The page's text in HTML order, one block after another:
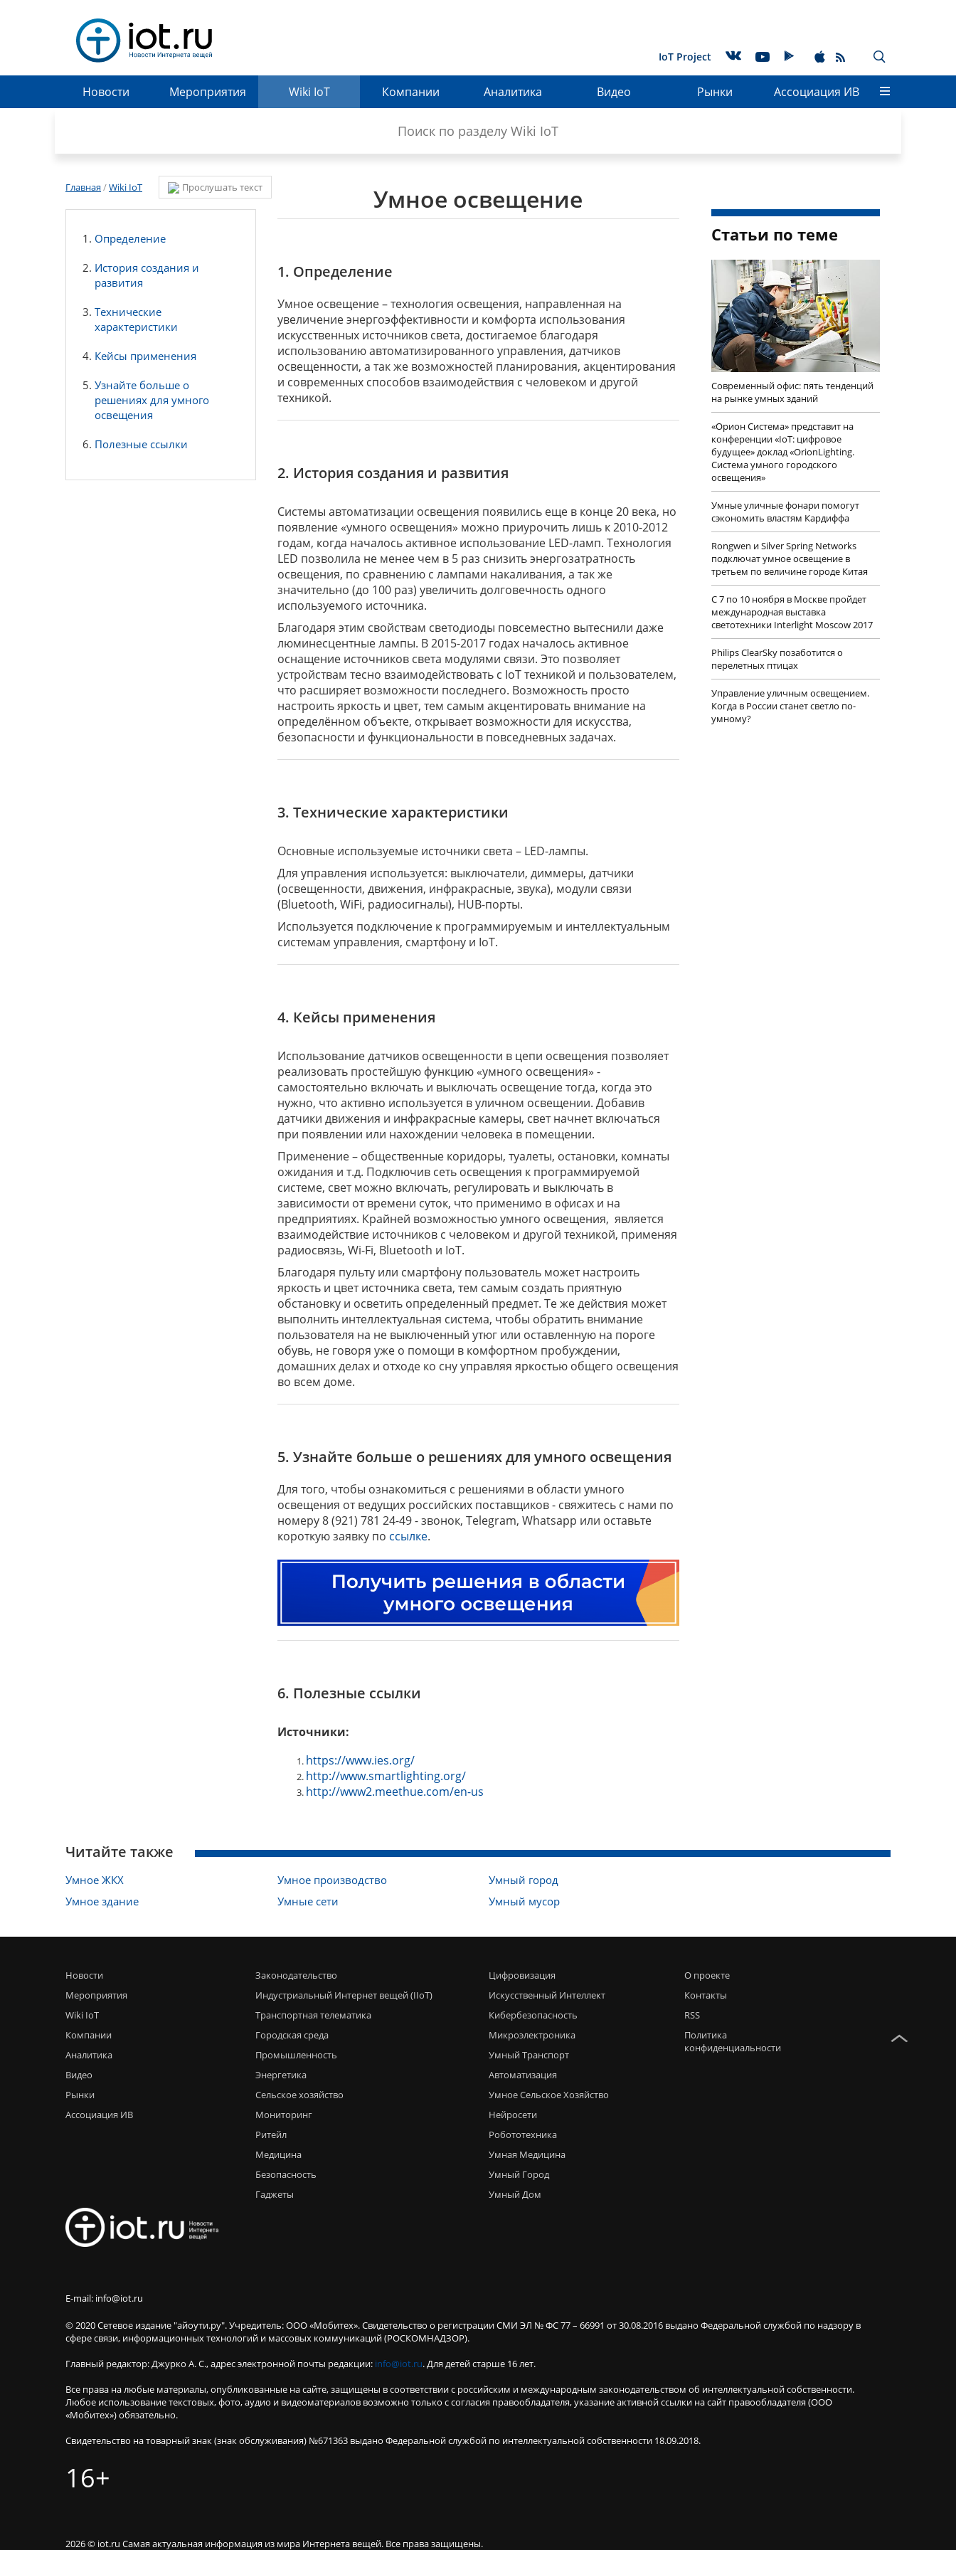
IoT Project
Новости Мероприятия Wiki IoT Компании Аналитика Видео Рынки Ассоциация ИВ
Главная/Wiki IoT Прослушать текст
Определение
История создания и
развития
Технические
характеристики
Кейсы применения
Узнайте больше о
решениях для умного
освещения
Полезные ссылки
Умное освещение
1. Определение
Умное освещение – технология освещения, направленная на
увеличение энергоэффективности и комфорта использования
искусственных источников света, достигаемое благодаря
использованию автоматизированного управления, датчиков
освещенности, а так же возможностей планирования, акцентирования
и современных способов взаимодействия с человеком и другой
техникой.
2. История создания и развития
Системы автоматизации освещения появились еще в конце 20 века, но
появление «умного освещения» можно приурочить лишь к 2010-2012
годам, когда началось активное использование LED-ламп. Технология
LED позволила не менее чем в 5 раз снизить энергозатратность
освещения, по сравнению с лампами накаливания, а так же
значительно (до 100 раз) увеличить долговечность одного
используемого источника.
Благодаря этим свойствам светодиоды повсеместно вытеснили даже
люминесцентные лампы. В 2015-2017 годах началось активное
оснащение источников света модулями связи. Это позволяет
устройствам тесно взаимодействовать с IoT техникой и пользователем,
что расширяет возможности последнего. Возможность просто
настроить яркость и цвет, тем самым акцентировать внимание на
определённом объекте, открывает возможности для искусства,
безопасности и функциональности в повседневных задачах.
3. Технические характеристики
Основные используемые источники света – LED-лампы.
Для управления используется: выключатели, диммеры, датчики
(освещенности, движения, инфракрасные, звука), модули связи
(Bluetooth, WiFi, радиосигналы), HUB-порты.
Используется подключение к программируемым и интеллектуальным
системам управления, смартфону и IoT.
4. Кейсы применения
Использование датчиков освещенности в цепи освещения позволяет
реализовать простейшую функцию «умного освещения» -
самостоятельно включать и выключать освещение тогда, когда это
нужно, что активно используется в уличном освещении. Добавив
датчики движения и инфракрасные камеры, свет начнет включаться
при появлении или нахождении человека в помещении.
Применение – общественные коридоры, туалеты, остановки, комнаты
ожидания и т.д. Подключив сеть освещения к программируемой
системе, свет можно включать, регулировать и выключать в
зависимости от времени суток, что применимо в офисах и на
предприятиях. Крайней возможностью умного освещения, является
взаимодействие источников с человеком и другой техникой, применяя
радиосвязь, Wi-Fi, Bluetooth и IoT.
Благодаря пульту или смартфону пользователь может настроить
яркость и цвет источника света, тем самым создать приятную
обстановку и осветить определенный предмет. Те же действия может
выполнить интеллектуальная система, чтобы обратить внимание
пользователя на не выключенный утюг или оставленную на пороге
обувь, не говоря уже о помощи в комфортном пробуждении,
домашних делах и отходе ко сну управляя яркостью общего освещения
во всем доме.
5. Узнайте больше о решениях для умного освещения
Для того, чтобы ознакомиться с решениями в области умного
освещения от ведущих российских поставщиков - свяжитесь с нами по
номеру 8 (921) 781 24-49 - звонок, Telegram, Whatsapp или оставьте
короткую заявку по ссылке.
6. Полезные ссылки
Источники:
https://www.ies.org/
http://www.smartlighting.org/
http://www2.meethue.com/en-us
Статьи по теме
Современный офис: пять тенденций
на рынке умных зданий
«Орион Система» представит на
конференции «IoT: цифровое
будущее» доклад «OrionLighting.
Система умного городского
освещения»
Умные уличные фонари помогут
cэкономить властям Кардиффа
Rongwen и Silver Spring Networks
подключат умное освещение в
третьем по величине городе Китая
C 7 по 10 ноября в Москве пройдет
международная выставка
светотехники Interlight Moscow 2017
Philips ClearSky позаботится о
перелетных птицах
Управление уличным освещением.
Когда в России станет светло по-
умному?
Читайте также
Умное ЖКХ
Умное здание
Умное производство
Умные сети
Умный город
Умный мусор
Новости
Мероприятия
Wiki IoT
Компании
Аналитика
Видео
Рынки
Ассоциация ИВ
Законодательство
Индустриальный Интернет вещей (IIoT)
Транспортная телематика
Городская среда
Промышленность
Энергетика
Сельское хозяйство
Мониторинг
Ритейл
Медицина
Безопасность
Гаджеты
Цифровизация
Искусственный Интеллект
Кибербезопасность
Микроэлектроника
Умный Транспорт
Автоматизация
Умное Сельское Хозяйство
Нейросети
Робототехника
Умная Медицина
Умный Город
Умный Дом
О проекте
Контакты
RSS
Политика
конфиденциальности
E-mail: info@iot.ru
© 2020 Сетевое издание "айоути.ру". Учредитель: ООО «Мобитех». Свидетельство о регистрации СМИ ЭЛ № ФС 77 – 66991 от 30.08.2016 выдано Федеральной службой по надзору в
сфере связи, информационных технологий и массовых коммуникаций (РОСКОМНАДЗОР).
Главный редактор: Джурко А. С., адрес электронной почты редакции: info@iot.ru. Для детей старше 16 лет.
Все права на любые материалы, опубликованные на сайте, защищены в соответствии с российским и международным законодательством об интеллектуальной собственности.
Любое использование текстовых, фото, аудио и видеоматериалов возможно только с согласия правообладателя, указание активной ссылки на сайт правообладателя (ООО
«Мобитех») обязательно.
Свидетельство на товарный знак (знак обслуживания) №671363 выдано Федеральной службой по интеллектуальной собственности 18.09.2018.
16+
2026 © iot.ru Самая актуальная информация из мира Интернета вещей. Все права защищены.